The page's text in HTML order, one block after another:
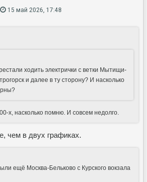
15 май 2026, 17:48
ходить электрички с ветки Мытищи-
и далее в ту сторону? И насколько
х, насколько помню. И совсем недолго.
чем в двух графиках.
ещё Москва-Бельково с Курского вокзала